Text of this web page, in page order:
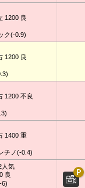
1200 良
ク(-0.9)
1200 良
1200 不良
1400 重
チノ(-0.4)
人気
良
6)